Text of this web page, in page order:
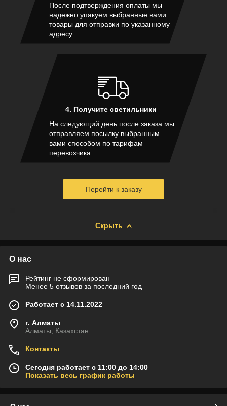
После подтверждения оплаты мы
надежно упакуем выбранные вами
товары для отправки по указанному
адресу.
4. Получите светильники
На следующий день после заказа мы
отправляем посылку выбранным
вами способом по тарифам
перевозчика.
Перейти к заказу
Скрыть
О нас
Рейтинг не сформирован
Менее 5 отзывов за последний год
Работает с 14.11.2022
г. Алматы
Алматы, Казахстан
Контакты
Сегодня работает с 11:00 до 14:00
Показать весь график работы